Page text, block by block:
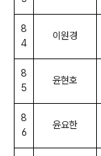
8
4
이원경
8
5
윤현호
8
6
윤요한